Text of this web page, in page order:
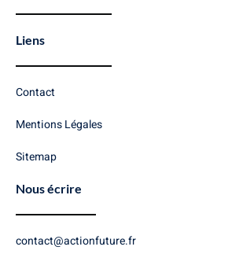
Liens
Contact
Mentions Légales
Sitemap
Nous écrire
contact@actionfuture.fr